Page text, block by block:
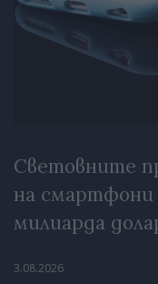
Световните
на смартфони
милиарда
3.08.2026